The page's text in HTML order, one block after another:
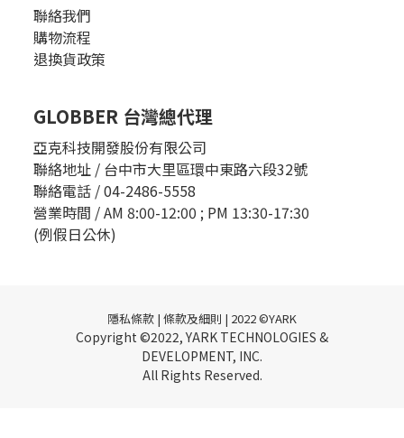
聯絡我們
購物流程
退換貨政策
GLOBBER 台灣總代理
亞克科技開發股份有限公司
聯絡地址 / 台中市大里區環中東路六段32號
聯絡電話 / 04-2486-5558
營業時間 / AM 8:00-12:00 ; PM 13:30-17:30
(例假日公休)
隱私條款 | 條款及細則 | 2022 ©YARK
Copyright ©2022, YARK TECHNOLOGIES &
DEVELOPMENT, INC.
All Rights Reserved.